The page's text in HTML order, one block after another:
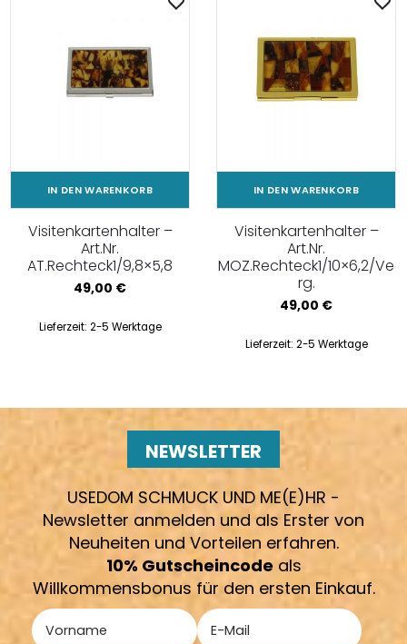
IN DEN WARENKORB
Visitenkartenhalter –
Art.Nr.
AT.Rechteck1/9,8×5,8
49,00 €
Lieferzeit: 2-5 Werktage
IN DEN WARENKORB
Visitenkartenhalter –
Art.Nr.
MOZ.Rechteck1/10×6,2/Ve
rg.
49,00 €
Lieferzeit: 2-5 Werktage
NEWSLETTER
USEDOM SCHMUCK UND ME(E)HR -
Newsletter anmelden und als Erster von
Neuheiten und Vorteilen erfahren.
10% Gutscheincodeals
Willkommensbonus für den ersten Einkauf.